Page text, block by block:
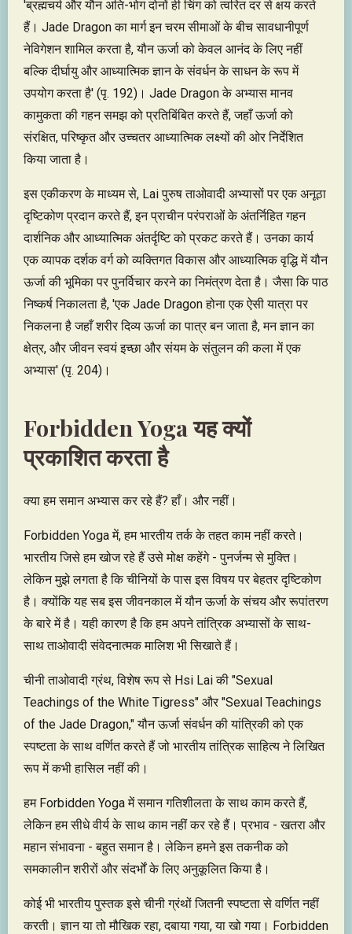
'ब्रह्मचर्य और यौन अति-भोग दोनों ही चिंग को त्वरित दर से क्षय करते
हैं। Jade Dragon का मार्ग इन चरम सीमाओं के बीच सावधानीपूर्ण
नेविगेशन शामिल करता है, यौन ऊर्जा को केवल आनंद के लिए नहीं
बल्कि दीर्घायु और आध्यात्मिक ज्ञान के संवर्धन के साधन के रूप में
उपयोग करता है' (पृ. 192)। Jade Dragon के अभ्यास मानव
कामुकता की गहन समझ को प्रतिबिंबित करते हैं, जहाँ ऊर्जा को
संरक्षित, परिष्कृत और उच्चतर आध्यात्मिक लक्ष्यों की ओर निर्देशित
किया जाता है।
इस एकीकरण के माध्यम से, Lai पुरुष ताओवादी अभ्यासों पर एक अनूठा
दृष्टिकोण प्रदान करते हैं, इन प्राचीन परंपराओं के अंतर्निहित गहन
दार्शनिक और आध्यात्मिक अंतर्दृष्टि को प्रकट करते हैं। उनका कार्य
एक व्यापक दर्शक वर्ग को व्यक्तिगत विकास और आध्यात्मिक वृद्धि में यौन
ऊर्जा की भूमिका पर पुनर्विचार करने का निमंत्रण देता है। जैसा कि पाठ
निष्कर्ष निकालता है, 'एक Jade Dragon होना एक ऐसी यात्रा पर
निकलना है जहाँ शरीर दिव्य ऊर्जा का पात्र बन जाता है, मन ज्ञान का
क्षेत्र, और जीवन स्वयं इच्छा और संयम के संतुलन की कला में एक
अभ्यास' (पृ. 204)।
Forbidden Yoga यह क्यों
प्रकाशित करता है
क्या हम समान अभ्यास कर रहे हैं? हाँ। और नहीं।
Forbidden Yoga में, हम भारतीय तर्क के तहत काम नहीं करते।
भारतीय जिसे हम खोज रहे हैं उसे मोक्ष कहेंगे - पुनर्जन्म से मुक्ति।
लेकिन मुझे लगता है कि चीनियों के पास इस विषय पर बेहतर दृष्टिकोण
है। क्योंकि यह सब इस जीवनकाल में यौन ऊर्जा के संचय और रूपांतरण
के बारे में है। यही कारण है कि हम अपने तांत्रिक अभ्यासों के साथ-
साथ ताओवादी संवेदनात्मक मालिश भी सिखाते हैं।
चीनी ताओवादी ग्रंथ, विशेष रूप से Hsi Lai की "Sexual
Teachings of the White Tigress" और "Sexual Teachings
of the Jade Dragon," यौन ऊर्जा संवर्धन की यांत्रिकी को एक
स्पष्टता के साथ वर्णित करते हैं जो भारतीय तांत्रिक साहित्य ने लिखित
रूप में कभी हासिल नहीं की।
हम Forbidden Yoga में समान गतिशीलता के साथ काम करते हैं,
लेकिन हम सीधे वीर्य के साथ काम नहीं कर रहे हैं। प्रभाव - खतरा और
महान संभावना - बहुत समान है। लेकिन हमने इस तकनीक को
समकालीन शरीरों और संदर्भों के लिए अनुकूलित किया है।
कोई भी भारतीय पुस्तक इसे चीनी ग्रंथों जितनी स्पष्टता से वर्णित नहीं
करती। ज्ञान या तो मौखिक रहा, दबाया गया, या खो गया। Forbidden